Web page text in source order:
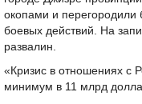
окопами и перегородили
боевых действий. На
развалин.
«Кризис в отношениях с
минимум в 11 млрд